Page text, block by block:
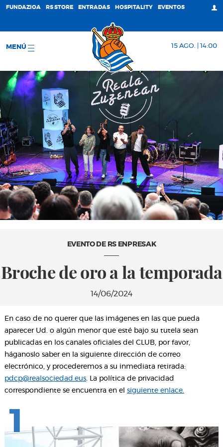
FUNDAZIOA RS STORE ENTRADAS HOSPITALITY EVENTOS
MENÚ 15 AGO. | 14:00
EVENTO DE RS ENPRESAK
Broche de oro a la temporada
14/06/2024
En caso de no querer que las imágenes en las que pueda
aparecer Ud. o algún menor que esté bajo su tutela sean
publicadas en los canales oficiales del CLUB, por favor,
háganoslo saber en la siguiente dirección de correo
electrónico, y procederemos a su inmediata retirada:
pdcp@realsociedad.eus. La política de privacidad
correspondiente se encuentra en el siguiente enlace.
1